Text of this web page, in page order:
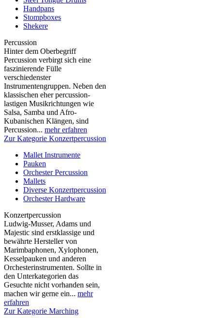
Handpans
Stompboxes
Shekere
Percussion
Hinter dem Oberbegriff
Percussion verbirgt sich eine
faszinierende Fülle
verschiedenster
Instrumentengruppen. Neben den
klassischen eher percussion-
lastigen Musikrichtungen wie
Salsa, Samba und Afro-
Kubanischen Klängen, sind
Percussion... mehr erfahren
Zur Kategorie Konzertpercussion
Mallet Instrumente
Pauken
Orchester Percussion
Mallets
Diverse Konzertpercussion
Orchester Hardware
Konzertpercussion
Ludwig-Musser, Adams und
Majestic sind erstklassige und
bewährte Hersteller von
Marimbaphonen, Xylophonen,
Kesselpauken und anderen
Orchesterinstrumenten. Sollte in
den Unterkategorien das
Gesuchte nicht vorhanden sein,
machen wir gerne ein... mehr
erfahren
Zur Kategorie Marching